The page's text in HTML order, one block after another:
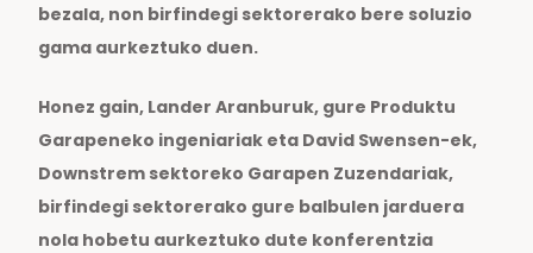
bezala, non birfindegi sektorerako bere soluzio
gama aurkeztuko duen.
Honez gain, Lander Aranburuk, gure Produktu
Garapeneko ingeniariak eta David Swensen-ek,
Downstrem sektoreko Garapen Zuzendariak,
birfindegi sektorerako gure balbulen jarduera
nola hobetu aurkeztuko dute konferentzia